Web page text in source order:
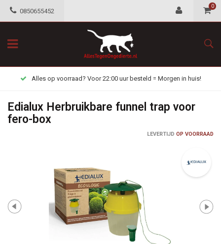
0850655452
0
Alles op voorraad? Voor 22:00 uur besteld = Morgen in huis!
Edialux Herbruikbare funnel trap voor
fero-box
LEVERTIJD OP VOORRAAD